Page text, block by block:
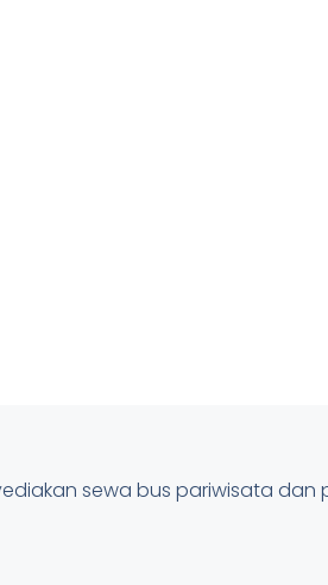
sewa bus pariwisata